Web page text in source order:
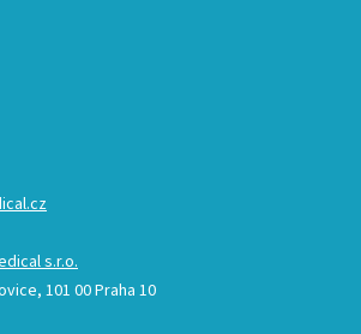
s.r.o.
101 00 Praha 10